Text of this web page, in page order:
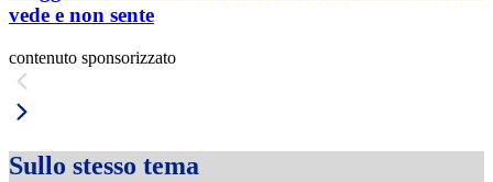
vede e non sente
contenuto sponsorizzato
Sullo stesso tema